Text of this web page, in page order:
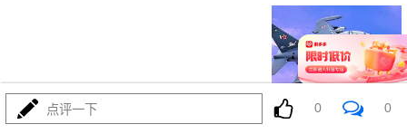
最热 8916 08-01
点评一下 0 0